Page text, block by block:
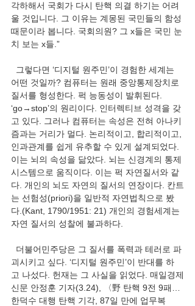
각하해서 국회가 다시 탄핵 의결 하기는 어려
울 것입니다. 그 이유는 계몽된 국민들의 함성
때문이라 봅니다. 국회의원? 그 x들은 국민 눈
치 보는 x들.”
그렇다면 ‘디지털 원주민’이 경험한 세계는
어떤 것일까? 컴퓨터는 원래 중앙통제장치로
질서를 형성한다. 퍽 능동성이 발휘된다.
‘go→stop’의 원리이다. 인터렉티브 성격을 갖
고 있다. 그러나 컴퓨터는 속성은 전혀 아나키
즘과는 거리가 멀다. 논리적이고, 합리적이고,
인과관계를 쉽게 유추할 수 있게 설계되었다.
이는 뇌의 속성을 닮았다. 뇌는 신경계의 통제
시스템으로 움직이다. 이는 퍽 자연질서와 같
다. 개인의 뇌도 자연의 질서의 연장이다. 칸트
는 선험성(priori)을 일반적 자연법칙으로 봤
다.(Kant, 1790/1951: 21) 개인의 경험세계는
자연 질서의 성찰에 불과하다.
더불어민주당은 그 질서를 폭력과 테러로 파
괴시키고 싶다. ‘디지털 원주민’이 반대를 하
고 나섰다. 헌재는 그 사실을 읽었다. 매일경제
신문 안정훈 기자(3.24), 〈野 탄핵 9전 9패…
한덕수 대행 탄핵 기각, 87일 만에 업무복